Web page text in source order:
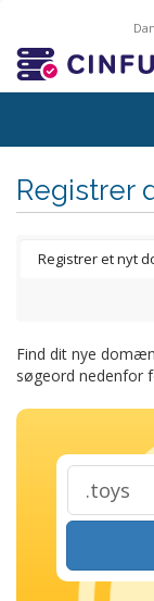
Registrer
Find dit nye
søgeord nedenfor